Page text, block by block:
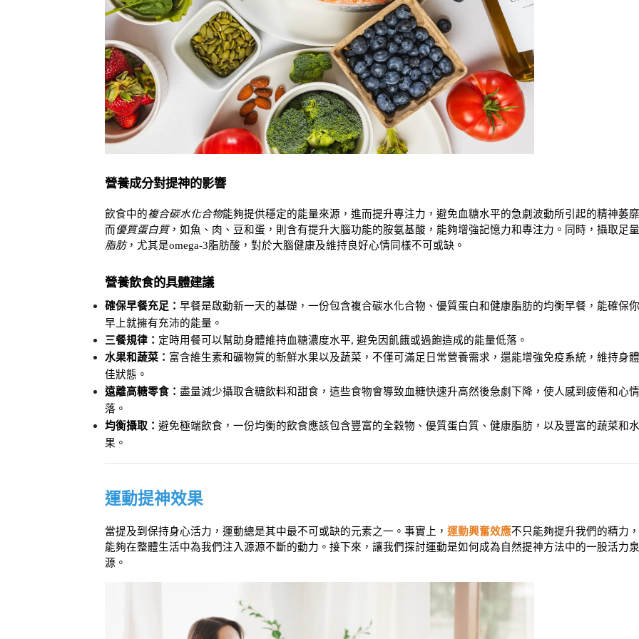
營養成分對提神的影響
飲食中的複合碳水化合物能夠提供穩定的能量來源，進而提升專注力，避免血糖水平的急劇波動所引起的精神萎靡
而優質蛋白質，如魚、肉、豆和蛋，則含有提升大腦功能的胺氨基酸，能夠增強記憶力和專注力。同時，攝取足
脂肪，尤其是omega-3脂肪酸，對於大腦健康及維持良好心情同樣不可或缺。
營養飲食的具體建議
確保早餐充足： 早餐是啟動新一天的基礎，一份包含複合碳水化合物、優質蛋白和健康脂肪的均衡早餐，能確保
早上就擁有充沛的能量。
三餐規律： 定時用餐可以幫助身體維持血糖濃度水平, 避免因飢餓或過飽造成的能量低落。
水果和蔬菜： 富含維生素和礦物質的新鮮水果以及蔬菜，不僅可滿足日常營養需求，還能增強免疫系統，維持身
佳狀態。
遠離高糖零食： 盡量減少攝取含糖飲料和甜食，這些食物會導致血糖快速升高然後急劇下降，使人感到疲倦和心
落。
均衡攝取： 避免極端飲食，一份均衡的飲食應該包含豐富的全穀物、優質蛋白質、健康脂肪，以及豐富的蔬菜和水
果。
運動提神效果
當提及到保持身心活力，運動總是其中最不可或缺的元素之一。事實上， 運動興奮效應不只能夠提升我們的精力
能夠在整體生活中為我們注入源源不斷的動力。接下來，讓我們探討運動是如何成為自然提神方法中的一股活力泉
源。